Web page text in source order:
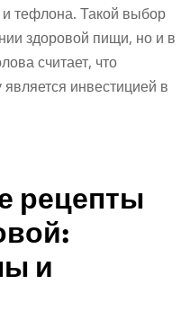
и тефлона. Такой выбор
здоровой пищи, но и в
считает, что
инвестицией в
рецепты
и